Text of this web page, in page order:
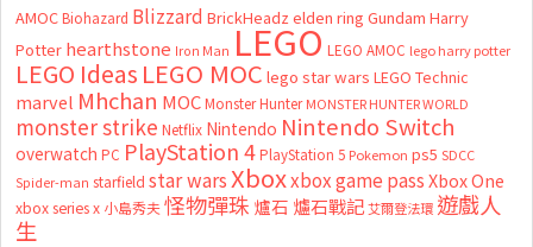
AMOC Biohazard Blizzard BrickHeadz elden ring Gundam Harry
Potter hearthstone Iron Man LEGO LEGO AMOC lego harry potter
LEGO Ideas LEGO MOC lego star wars LEGO Technic
marvel Mhchan MOC Monster Hunter MONSTER HUNTER WORLD
monster strike Netflix Nintendo Nintendo Switch
overwatch PC PlayStation 4 PlayStation 5 Pokemon ps5 SDCC
Spider-man starfield star wars Xboxxbox game passXbox One
xbox series x 小島秀夫怪物彈珠 爐石 爐石戰記艾爾登法環 遊戲人
生